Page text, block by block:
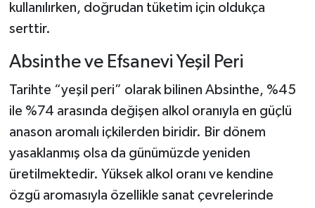
kullanılırken, doğrudan tüketim için oldukça
serttir.
Absinthe ve Efsanevi Yeşil Peri
Tarihte “yeşil peri” olarak bilinen Absinthe, %45
ile %74 arasında değişen alkol oranıyla en güçlü
anason aromalı içkilerden biridir. Bir dönem
yasaklanmış olsa da günümüzde yeniden
üretilmektedir. Yüksek alkol oranı ve kendine
özgü aromasıyla özellikle sanat çevrelerinde